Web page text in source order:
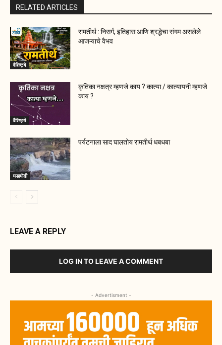
RELATED ARTICLES
वैशिष्ट्ये
रामतीर्थ : निसर्ग, इतिहास आणि श्रद्धेचा संगम असलेले
आजऱ्याचे वैभव
वैशिष्ट्ये
कृतिका नक्षत्र म्हणजे काय ? कात्या / कात्यायनी म्हणजे
काय ?
घडामोडी
पर्यटनाला साद घालतोय रामतीर्थ धबधबा
LEAVE A REPLY
LOG IN TO LEAVE A COMMENT
- Advertisment -